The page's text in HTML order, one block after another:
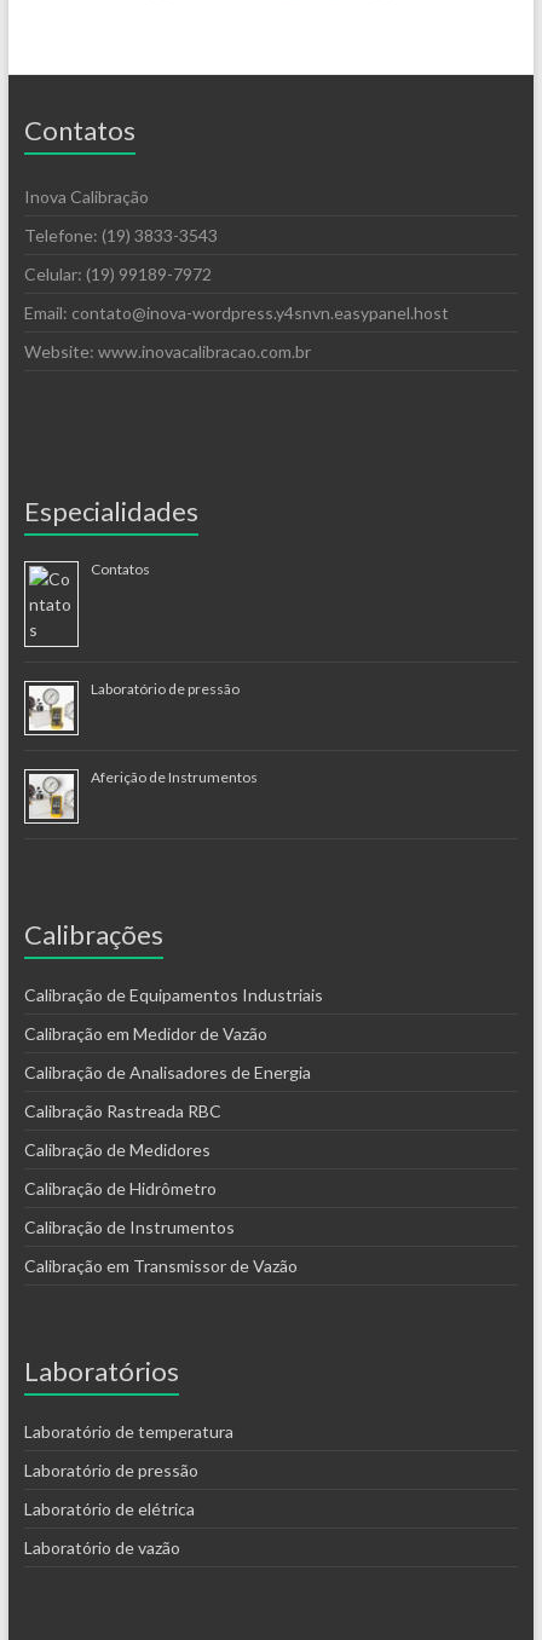
Contatos
Inova Calibração
Telefone: (19) 3833-3543
Celular: (19) 99189-7972
Email: contato@inova-wordpress.y4snvn.easypanel.host
Website: www.inovacalibracao.com.br
Especialidades
Contatos
Laboratório de pressão
Aferição de Instrumentos
Calibrações
Calibração de Equipamentos Industriais
Calibração em Medidor de Vazão
Calibração de Analisadores de Energia
Calibração Rastreada RBC
Calibração de Medidores
Calibração de Hidrômetro
Calibração de Instrumentos
Calibração em Transmissor de Vazão
Laboratórios
Laboratório de temperatura
Laboratório de pressão
Laboratório de elétrica
Laboratório de vazão